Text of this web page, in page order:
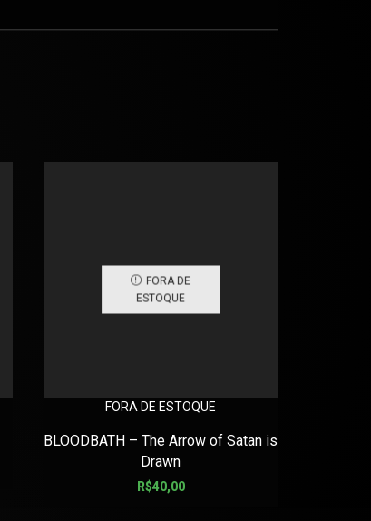
FORA DE
ESTOQUE
FORA DE ESTOQUE
BLOODBATH – The Arrow of Satan is
Drawn
R$40,00